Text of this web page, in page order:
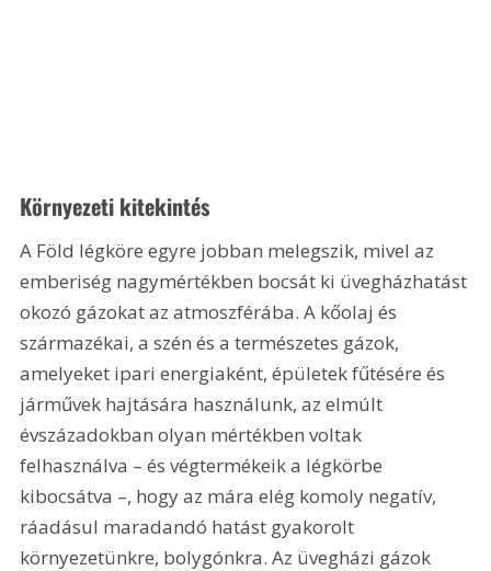
Környezeti kitekintés
A Föld légköre egyre jobban melegszik, mivel az
emberiség nagymértékben bocsát ki üvegházhatást
okozó gázokat az atmoszférába. A kőolaj és
származékai, a szén és a természetes gázok,
amelyeket ipari energiaként, épületek fűtésére és
járművek hajtására használunk, az elmúlt
évszázadokban olyan mértékben voltak
felhasználva – és végtermékeik a légkörbe
kibocsátva –, hogy az mára elég komoly negatív,
ráadásul maradandó hatást gyakorolt
környezetünkre, bolygónkra. Az üvegházi gázok